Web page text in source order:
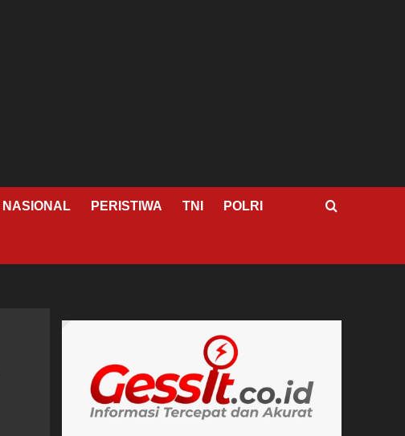
NASIONAL PERISTIWA TNI POLRI